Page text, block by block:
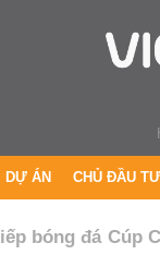
DỰ ÁN CHỦ ĐẦU TƯ
bóng đá Cúp